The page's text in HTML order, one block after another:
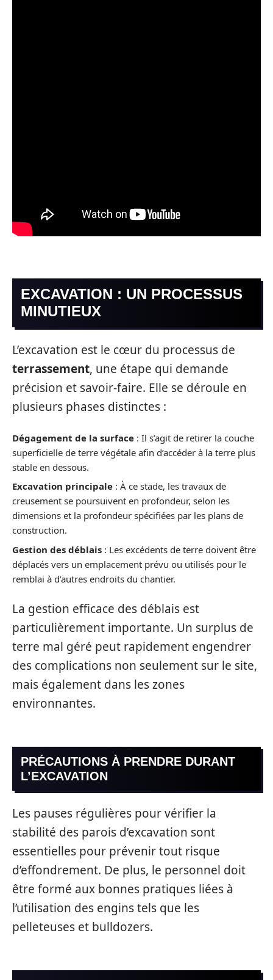
EXCAVATION : UN PROCESSUS
MINUTIEUX
L’excavation est le cœur du processus de
terrassement, une étape qui demande
précision et savoir-faire. Elle se déroule en
plusieurs phases distinctes :
Dégagement de la surface : Il s’agit de retirer la couche
superficielle de terre végétale afin d’accéder à la terre plus
stable en dessous.
Excavation principale : À ce stade, les travaux de
creusement se poursuivent en profondeur, selon les
dimensions et la profondeur spécifiées par les plans de
construction.
Gestion des déblais : Les excédents de terre doivent être
déplacés vers un emplacement prévu ou utilisés pour le
remblai à d’autres endroits du chantier.
La gestion efficace des déblais est
particulièrement importante. Un surplus de
terre mal géré peut rapidement engendrer
des complications non seulement sur le site,
mais également dans les zones
environnantes.
PRÉCAUTIONS À PRENDRE DURANT
L’EXCAVATION
Les pauses régulières pour vérifier la
stabilité des parois d’excavation sont
essentielles pour prévenir tout risque
d’effondrement. De plus, le personnel doit
être formé aux bonnes pratiques liées à
l’utilisation des engins tels que les
pelleteuses et bulldozers.